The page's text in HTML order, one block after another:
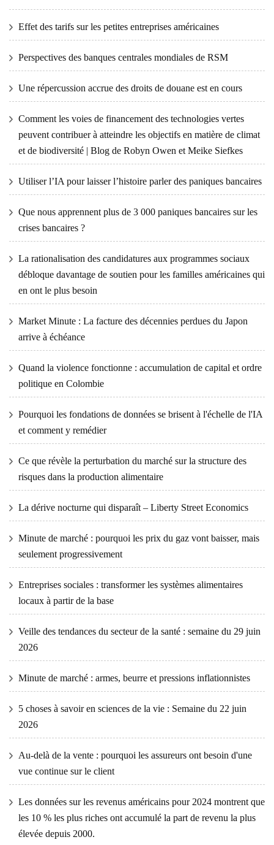
Effet des tarifs sur les petites entreprises américaines
Perspectives des banques centrales mondiales de RSM
Une répercussion accrue des droits de douane est en cours
Comment les voies de financement des technologies vertes
peuvent contribuer à atteindre les objectifs en matière de climat
et de biodiversité | Blog de Robyn Owen et Meike Siefkes
Utiliser l’IA pour laisser l’histoire parler des paniques bancaires
Que nous apprennent plus de 3 000 paniques bancaires sur les
crises bancaires ?
La rationalisation des candidatures aux programmes sociaux
débloque davantage de soutien pour les familles américaines qui
en ont le plus besoin
Market Minute : La facture des décennies perdues du Japon
arrive à échéance
Quand la violence fonctionne : accumulation de capital et ordre
politique en Colombie
Pourquoi les fondations de données se brisent à l'échelle de l'IA
et comment y remédier
Ce que révèle la perturbation du marché sur la structure des
risques dans la production alimentaire
La dérive nocturne qui disparaît – Liberty Street Economics
Minute de marché : pourquoi les prix du gaz vont baisser, mais
seulement progressivement
Entreprises sociales : transformer les systèmes alimentaires
locaux à partir de la base
Veille des tendances du secteur de la santé : semaine du 29 juin
2026
Minute de marché : armes, beurre et pressions inflationnistes
5 choses à savoir en sciences de la vie : Semaine du 22 juin
2026
Au-delà de la vente : pourquoi les assureurs ont besoin d'une
vue continue sur le client
Les données sur les revenus américains pour 2024 montrent que
les 10 % les plus riches ont accumulé la part de revenu la plus
élevée depuis 2000.